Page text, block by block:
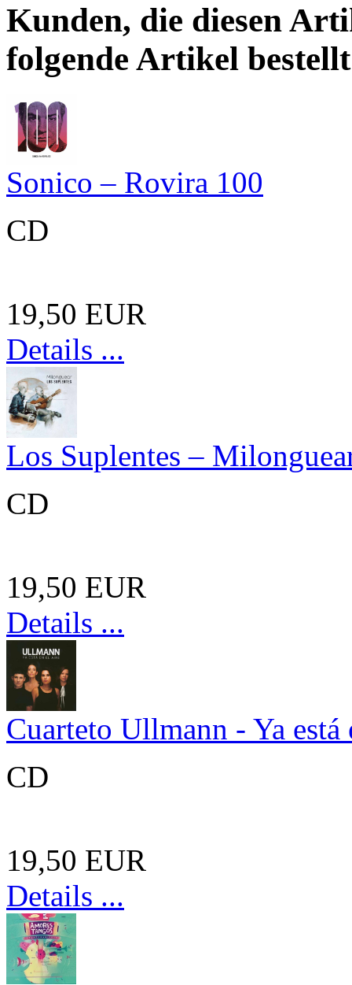
Kunden, die diesen
folgende Artikel
Sonico – Rovira 100
CD
19,50 EUR
Details ...
Los Suplentes –
CD
19,50 EUR
Details ...
Cuarteto Ullmann - Ya está
CD
19,50 EUR
Details ...